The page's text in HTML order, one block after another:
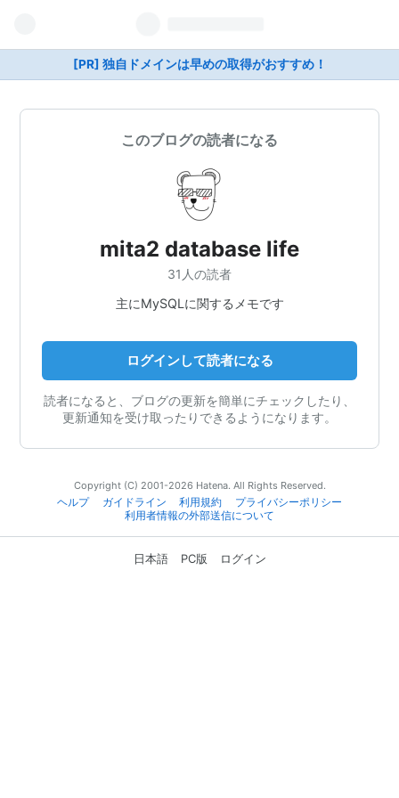
[PR] 独自ドメインは早めの取得がおすすめ！
このブログの読者になる
mita2 database life
31人の読者
主にMySQLに関するメモです
ログインして読者になる
読者になると、ブログの更新を簡単にチェックしたり、
更新通知を受け取ったりできるようになります。
Copyright (C) 2001-2026 Hatena. All Rights Reserved.
ヘルプ
ガイドライン 利用規約
プライバシーポリシー
利用者情報の外部送信について
日本語 PC版 ログイン